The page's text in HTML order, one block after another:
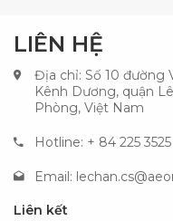
LIÊN HỆ
Địa chỉ: Số 10 đường
Kênh Dương, quận
Phòng, Việt Nam
Hotline: + 84 225
Email:
Liên kết